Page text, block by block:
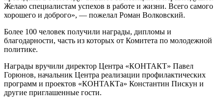
Желаю специалистам успехов в работе и жизни. Всего самого
хорошего и доброго», — пожелал Роман Волковский.
Более 100 человек получили награды, дипломы и
благодарности, часть из которых от Комитета по молодежной
политике.
Награды вручили директор Центра «КОНТАКТ» Павел
Горюнов, начальник Центра реализации профилактических
программ и проектов «КОНТАКТа» Константин Пискун и
другие приглашенные гости.